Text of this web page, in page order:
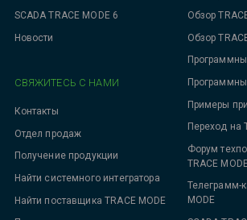
SCADA TRACE MODE 6
Новости
Обзор
Обзор
Примеры
Переход на
Форум
TRACE
Телеграмм-
MODE
СВЯЖИТЕСЬ С НАМИ
Контакты
Отдел продаж
Получение продукции
Найти системного интегратора
Найти поставщика TRACE MODE